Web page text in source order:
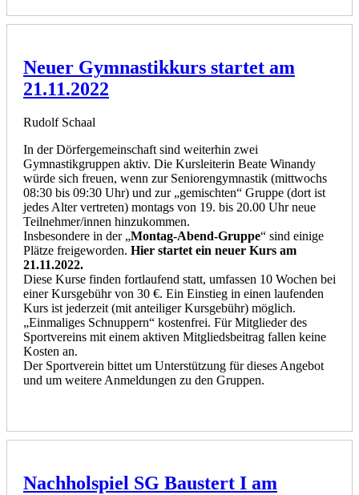
Neuer Gymnastikkurs startet am
21.11.2022
Rudolf Schaal
In der Dörfergemeinschaft sind weiterhin zwei
Gymnastikgruppen aktiv. Die Kursleiterin Beate Winandy
würde sich freuen, wenn zur Seniorengymnastik (mittwochs
08:30 bis 09:30 Uhr) und zur „gemischten“ Gruppe (dort ist
jedes Alter vertreten) montags von 19. bis 20.00 Uhr neue
Teilnehmer/innen hinzukommen.
Insbesondere in der „Montag-Abend-Gruppe“ sind einige
Plätze freigeworden. Hier startet ein neuer Kurs am
21.11.2022.
Diese Kurse finden fortlaufend statt, umfassen 10 Wochen bei
einer Kursgebühr von 30 €. Ein Einstieg in einen laufenden
Kurs ist jederzeit (mit anteiliger Kursgebühr) möglich.
„Einmaliges Schnuppern“ kostenfrei. Für Mitglieder des
Sportvereins mit einem aktiven Mitgliedsbeitrag fallen keine
Kosten an.
Der Sportverein bittet um Unterstützung für dieses Angebot
und um weitere Anmeldungen zu den Gruppen.
Nachholspiel SG Baustert I am